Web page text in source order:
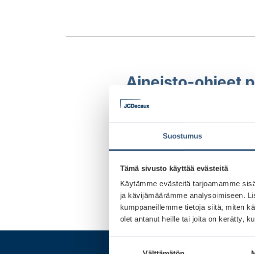
Suostumus
Tämä sivusto käyttää evästeitä
Käytämme evästeitä tarjoamamme
ja kävijämäärämme analysoimiseen.
kumppaneillemme tietoja siitä, miten
olet antanut heille tai joita on kerätty,
Aineisto-ohjeet
Huomioithan, että riippuen
ABRIBUS JA SHOPPER